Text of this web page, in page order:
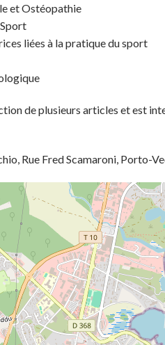
et Ostéopathie
liées à la pratique du sport
de plusieurs articles et est
Rue Fred Scamaroni, Porto-